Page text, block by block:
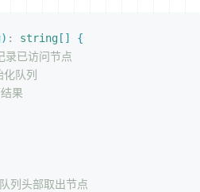
) : string [ ]
{
已访问节点
队列
果
列头部取出节点